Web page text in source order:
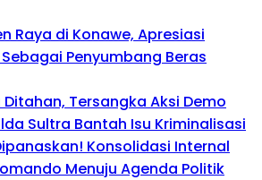
Raya di Konawe, Apresiasi
Penyumbang Beras
Tersangka Aksi Demo
Sultra Bantah Isu Kriminalisasi
Konsolidasi Internal
Menuju Agenda Politik